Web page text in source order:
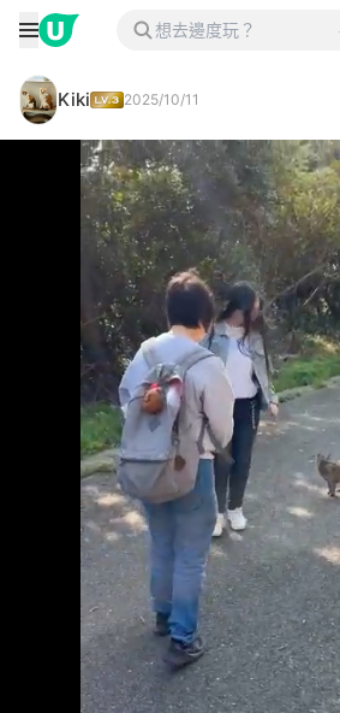
Kiki 2025/10/11